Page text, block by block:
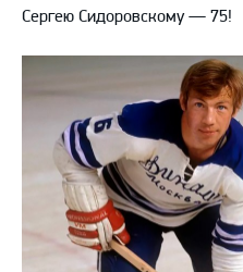
Сергею Сидоровскому — 75!